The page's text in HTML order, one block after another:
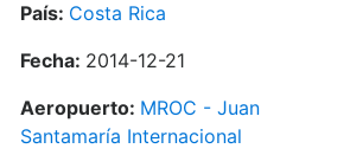
País: Costa Rica
Fecha: 2014-12-21
Aeropuerto: MROC - Juan
Santamaría Internacional